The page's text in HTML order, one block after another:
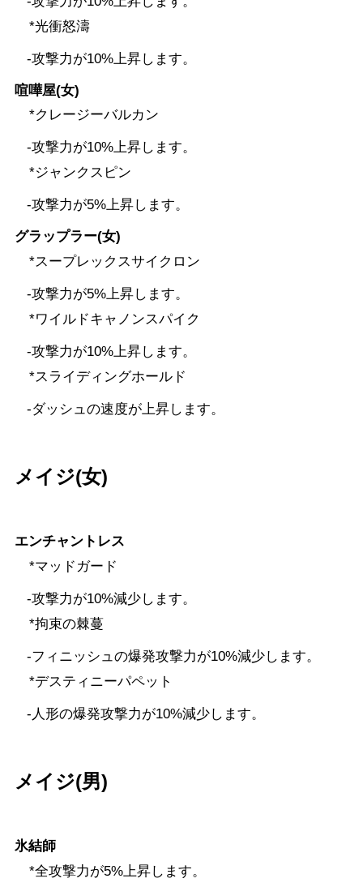
*光衝怒濤
-攻撃力が10%上昇します。
喧嘩屋(女)
*クレージーバルカン
-攻撃力が10%上昇します。
*ジャンクスピン
-攻撃力が5%上昇します。
グラップラー(女)
*スープレックスサイクロン
-攻撃力が5%上昇します。
*ワイルドキャノンスパイク
-攻撃力が10%上昇します。
*スライディングホールド
-ダッシュの速度が上昇します。
メイジ(女)
エンチャントレス
*マッドガード
-攻撃力が10%減少します。
*拘束の棘蔓
-フィニッシュの爆発攻撃力が10%減少します。
*デスティニーパペット
-人形の爆発攻撃力が10%減少します。
メイジ(男)
氷結師
*全攻撃力が5%上昇します。